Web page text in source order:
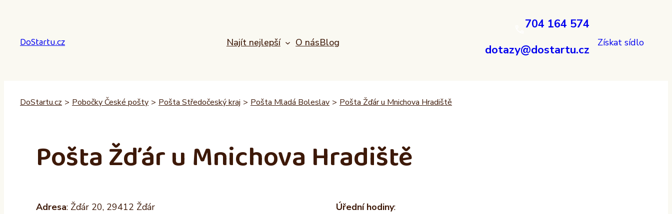
DoStartu.cz Najít nejlepší O násBlog
704 164 574
dotazy@dostartu.cz
Získat sídlo
DoStartu.cz > Pobočky České pošty > Pošta Středočeský kraj > Pošta Mladá Boleslav > Pošta Žďár u Mnichova Hradiště
Pošta Žďár u Mnichova Hradiště
Adresa: Žďár 20, 29412 Žďár
Úřední hodiny: